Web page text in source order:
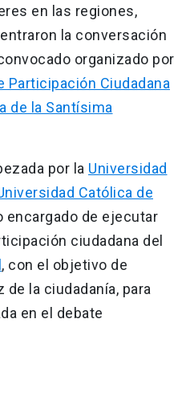
en las regiones,
la conversación
organizado por
Participación Ciudadana
de la Santísima
por la Universidad
Católica de
encargado de ejecutar
ciudadana del
, con el objetivo de
la ciudadanía, para
en el debate